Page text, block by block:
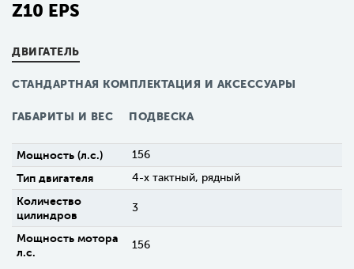
Z10 EPS
ДВИГАТЕЛЬ
СТАНДАРТНАЯ КОМПЛЕКТАЦИЯ И АКСЕССУАРЫ
ГАБАРИТЫ И ВЕС ПОДВЕСКА
Мощность (л.с.) 156
Тип двигателя 4-х тактный, рядный
Количество
цилиндров
3
Мощность мотора
л.с.
156